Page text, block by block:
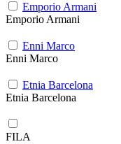
Emporio Armani
Emporio Armani
Enni Marco
Enni Marco
Etnia Barcelona
Etnia Barcelona
FILA